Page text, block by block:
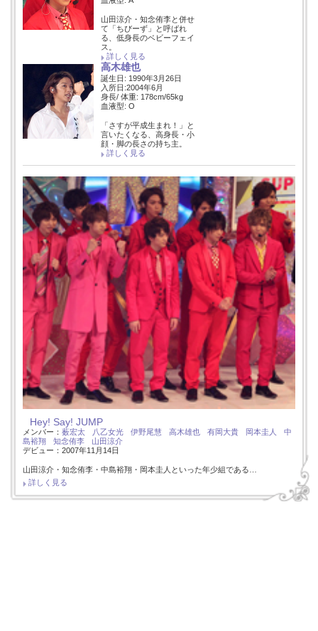
山田涼介・知念侑李と併せ
て「ちびーず」と呼ばれ
る、低身長のベビーフェイ
ス。
詳しく見る
高木雄也
誕生日: 1990年3月26日
入所日:2004年6月
身長/ 体重: 178cm/65kg
血液型: O
「さすが平成生まれ！」と
言いたくなる、高身長・小
顔・脚の長さの持ち主。
詳しく見る
Hey! Say! JUMP
メンバー： 薮宏太 八乙女光 伊野尾慧 高木雄也 有岡大貴 岡本圭人
中
島裕翔
知念侑李
山田涼介
デビュー：2007年11月14日
山田涼介・知念侑李・中島裕翔・岡本圭人といった年少組である…
詳しく見る